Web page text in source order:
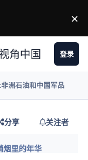
×
角中国 登录
洲石油和中国军品
分享
关注者
烟里的年华